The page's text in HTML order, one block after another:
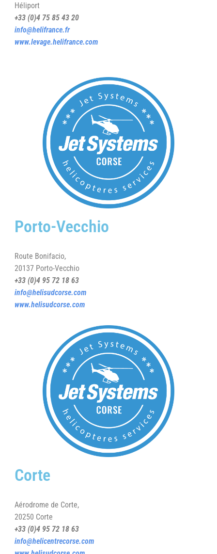
Héliport
+33 (0)4 75 85 43 20
info@helifrance.fr
www.levage.helifrance.com
Porto-Vecchio
Route Bonifacio,
20137 Porto-Vecchio
+33 (0)4 95 72 18 63
info@helisudcorse.com
www.helisudcorse.com
Corte
Aérodrome de Corte,
20250 Corte
+33 (0)4 95 72 18 63
info@helicentrecorse.com